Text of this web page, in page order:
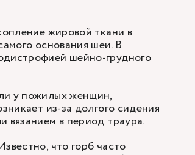
жировой ткани в
основания шеи. В
шейно-грудного
у пожилых женщин,
из-за долгого сидения
вязанием в период траура.
что горб часто